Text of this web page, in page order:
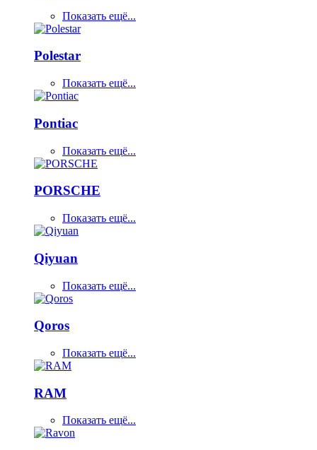
Показать ещё...
Polestar
Показать ещё...
Pontiac
Показать ещё...
PORSCHE
Показать ещё...
Qiyuan
Показать ещё...
Qoros
Показать ещё...
RAM
Показать ещё...